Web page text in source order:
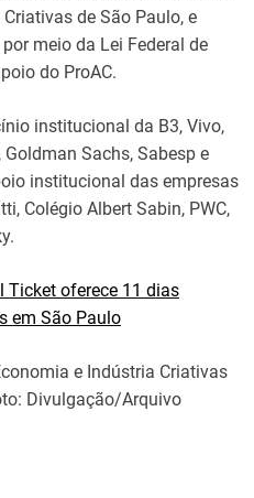
de São Paulo, e
meio da Lei Federal de
do ProAC.
institucional da B3, Vivo,
Sachs, Sabesp e
institucional das empresas
Colégio Albert Sabin, PWC,
Ticket oferece 11 dias
em São Paulo
e Indústria Criativas
Divulgação/Arquivo